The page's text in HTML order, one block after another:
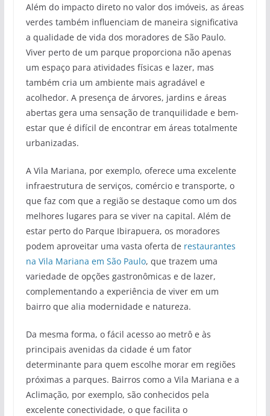
Além do impacto direto no valor dos imóveis, as áreas
verdes também influenciam de maneira significativa
a qualidade de vida dos moradores de São Paulo.
Viver perto de um parque proporciona não apenas
um espaço para atividades físicas e lazer, mas
também cria um ambiente mais agradável e
acolhedor. A presença de árvores, jardins e áreas
abertas gera uma sensação de tranquilidade e bem-
estar que é difícil de encontrar em áreas totalmente
urbanizadas.
A Vila Mariana, por exemplo, oferece uma excelente
infraestrutura de serviços, comércio e transporte, o
que faz com que a região se destaque como um dos
melhores lugares para se viver na capital. Além de
estar perto do Parque Ibirapuera, os moradores
podem aproveitar uma vasta oferta de restaurantes
na Vila Mariana em São Paulo, que trazem uma
variedade de opções gastronômicas e de lazer,
complementando a experiência de viver em um
bairro que alia modernidade e natureza.
Da mesma forma, o fácil acesso ao metrô e às
principais avenidas da cidade é um fator
determinante para quem escolhe morar em regiões
próximas a parques. Bairros como a Vila Mariana e a
Aclimação, por exemplo, são conhecidos pela
excelente conectividade, o que facilita o